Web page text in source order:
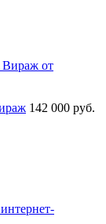
142 000 руб.